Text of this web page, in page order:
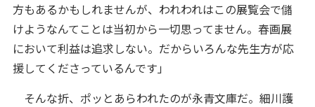
方もあるかもしれませんが、われわれはこの展覧会で儲
けようなんてことは当初から一切思ってません。春画展
において利益は追求しない。だからいろんな先生方が応
援してくださっているんです」
そんな折、ポッとあらわれたのが永青文庫だ。細川護